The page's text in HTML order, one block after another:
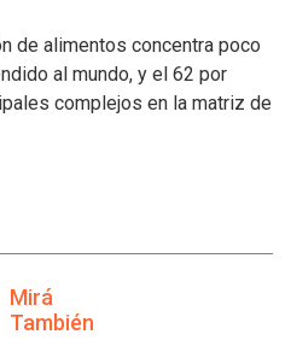
de alimentos concentra poco
al mundo, y el 62 por
complejos en la matriz de
Mirá
También